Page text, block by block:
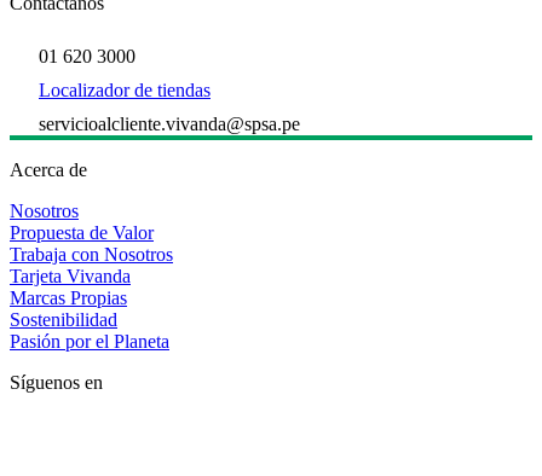
01 620 3000
Localizador de tiendas
servicioalcliente.vivanda@spsa.pe
Acerca de
Nosotros
Propuesta de Valor
Trabaja con Nosotros
Tarjeta Vivanda
Marcas Propias
Sostenibilidad
Pasión por el Planeta
Síguenos en